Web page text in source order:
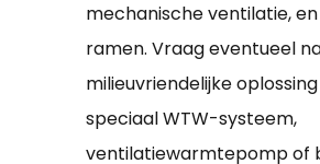
mechanische ventilatie,
ramen. Vraag eventueel
milieuvriendelijke
speciaal WTW-systeem,
ventilatiewarmtepomp of